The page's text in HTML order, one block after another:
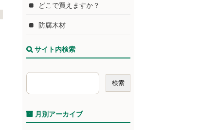
どこで買えますか？
防腐木材
サイト内検索
月別アーカイブ